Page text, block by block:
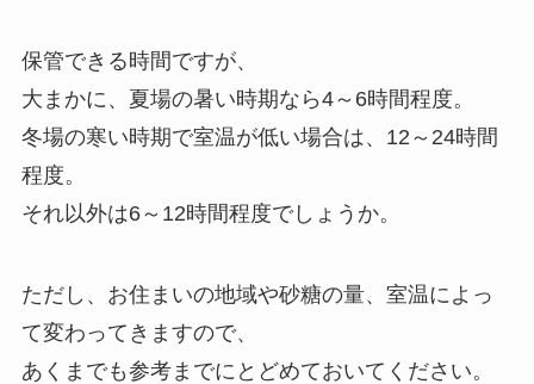
保管できる時間ですが、
大まかに、夏場の暑い時期なら4～6時間程度。
冬場の寒い時期で室温が低い場合は、12～24時間
程度。
それ以外は6～12時間程度でしょうか。
ただし、お住まいの地域や砂糖の量、室温によっ
て変わってきますので、
あくまでも参考までにとどめておいてください。